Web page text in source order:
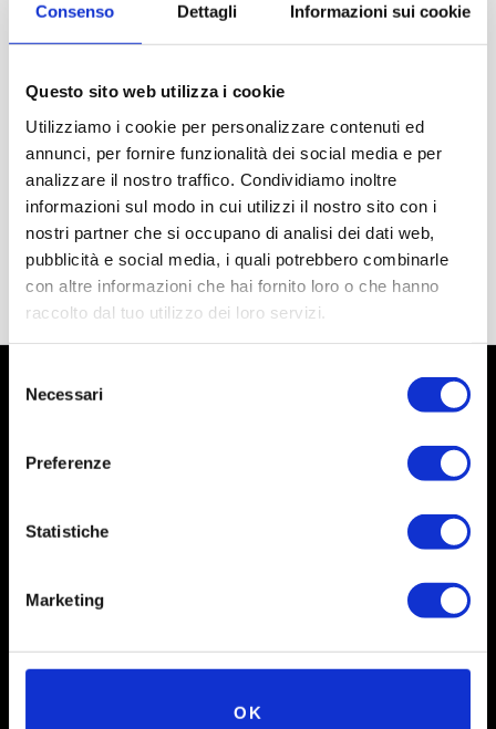
Consenso Dettagli Informazioni sui cookie
Questo sito web utilizza i cookie
Utilizziamo i cookie per personalizzare contenuti ed
annunci, per fornire funzionalità dei social media e per
analizzare il nostro traffico. Condividiamo inoltre
informazioni sul modo in cui utilizzi il nostro sito con i
nostri partner che si occupano di analisi dei dati web,
pubblicità e social media, i quali potrebbero combinarle
con altre informazioni che hai fornito loro o che hanno
raccolto dal tuo utilizzo dei loro servizi.
delNecessari
Preferenze
Statistiche
Marketing
OK